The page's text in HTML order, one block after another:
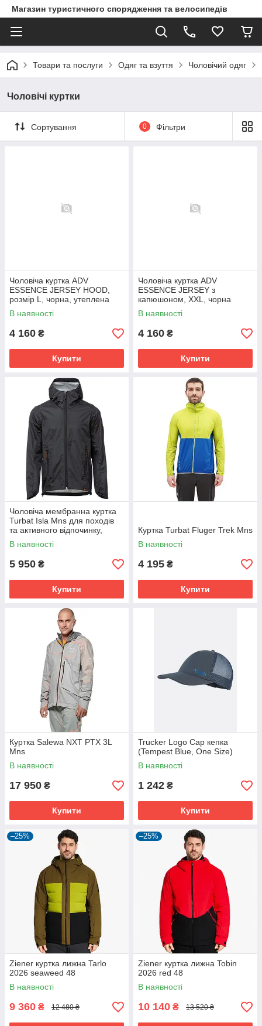
Магазин туристичного спорядження та велосипедів
Товари та послуги Одяг та взуття Чоловічий одяг
Чоловічі куртки
Сортування 0 Фільтри
Чоловіча куртка ADV
ESSENCE JERSEY HOOD,
розмір L, чорна, утеплена
В наявності
4 160 ₴
Купити
Чоловіча куртка ADV
ESSENCE JERSEY з
капюшоном, XXL, чорна
В наявності
4 160 ₴
Купити
Чоловіча мембранна куртка
Turbat Isla Mns для походів
та активного відпочинку,
чорна, розмір L
В наявності
5 950 ₴
Купити
Куртка Turbat Fluger Trek Mns
В наявності
4 195 ₴
Купити
Куртка Salewa NXT PTX 3L
Mns
В наявності
17 950 ₴
Купити
Trucker Logo Cap кепка
(Tempest Blue, One Size)
В наявності
1 242 ₴
Купити
–25%
Ziener куртка лижна Tarlo
2026 seaweed 48
В наявності
9 360 ₴ 12 480 ₴
–25%
Ziener куртка лижна Tobin
2026 red 48
В наявності
10 140 ₴ 13 520 ₴